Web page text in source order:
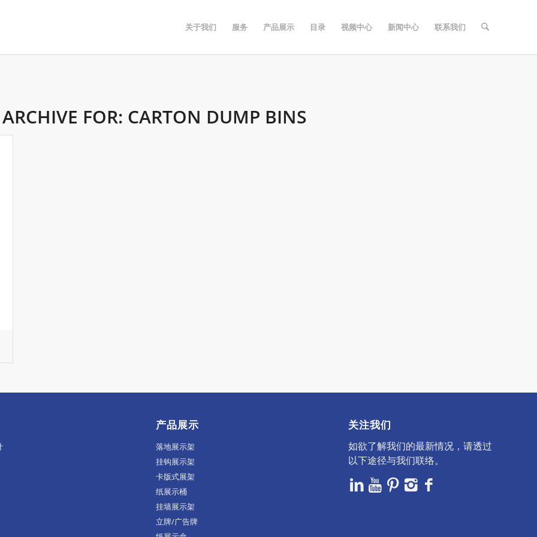
关于我们 服务 产品展示 目录 视频中心 新闻中心 联系我们
FOR: CARTON DUMP BINS
产品展示
落地展示架
挂钩展示架
卡版式展架
纸展示桶
挂墙展示架
立牌/广告牌
关注我们
如欲了解我们的最新情况，请透过
以下途径与我们联络。